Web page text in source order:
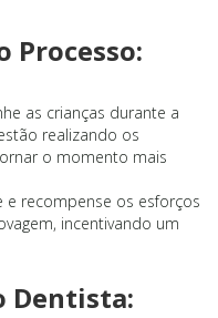
Processo:
as crianças durante a
realizando os
o momento mais
e recompense os esforços
incentivando um
Dentista: